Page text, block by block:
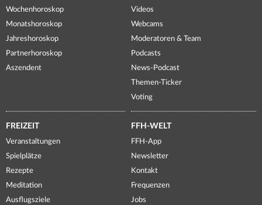
Wochenhoroskop
Monatshoroskop
Jahreshoroskop
Partnerhoroskop
Aszendent
Videos
Webcams
Moderatoren & Team
Podcasts
News-Podcast
Themen-Ticker
Voting
FREIZEIT
Veranstaltungen
Spielplätze
Rezepte
Meditation
Ausflugsziele
FFH-WELT
FFH-App
Newsletter
Kontakt
Frequenzen
Jobs